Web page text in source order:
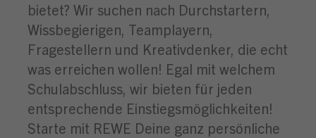
bietet? Wir suchen nach Durchstartern,
Wissbegierigen, Teamplayern,
Fragestellern und Kreativdenker, die echt
was erreichen wollen! Egal mit welchem
Schulabschluss, wir bieten für jeden
entsprechende Einstiegsmöglichkeiten!
Starte mit REWE Deine ganz persönliche